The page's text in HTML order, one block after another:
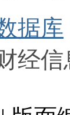
据库
经